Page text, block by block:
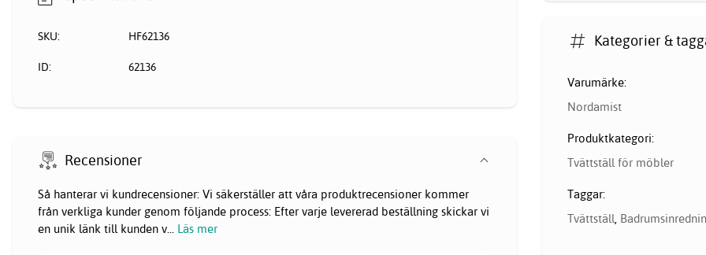
SKU: HF62136
ID: 62136
Kategorier &
Varumärke:
Nordamist
Produktkategori:
Tvättställ för möbler
Taggar:
Tvättställ
Recensioner
Så hanterar vi kundrecensioner: Vi säkerställer att våra produktrecensioner kommer
från verkliga kunder genom följande process: Efter varje levererad beställning skickar vi
en unik länk till kunden v... Läs mer